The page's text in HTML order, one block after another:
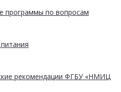
программы по вопросам
рекомендации ФГБУ «НМИЦ